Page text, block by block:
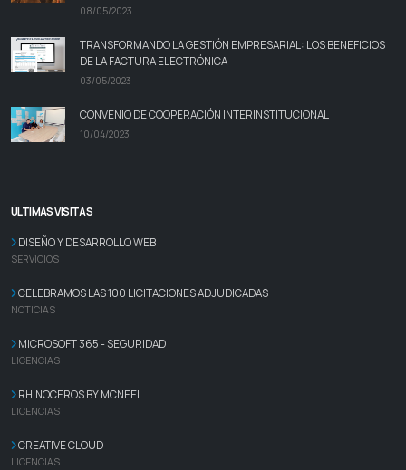
08/05/2023
TRANSFORMANDO LA GESTIÓN EMPRESARIAL: LOS BENEFICIOS
DE LA FACTURA ELECTRÓNICA
03/05/2023
CONVENIO DE COOPERACIÓN INTERINSTITUCIONAL
10/04/2023
ÚLTIMAS VISITAS
DISEÑO Y DESARROLLO WEB
SERVICIOS
CELEBRAMOS LAS 100 LICITACIONES ADJUDICADAS
NOTICIAS
MICROSOFT 365 - SEGURIDAD
LICENCIAS
RHINOCEROS BY MCNEEL
LICENCIAS
CREATIVE CLOUD
LICENCIAS